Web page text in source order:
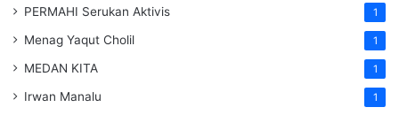
PERMAHI Serukan Aktivis 1
Menag Yaqut Cholil 1
MEDAN KITA 1
Irwan Manalu 1